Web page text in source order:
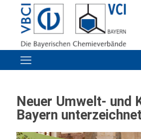
Neuer Umwelt- und
Bayern unterzeichnet